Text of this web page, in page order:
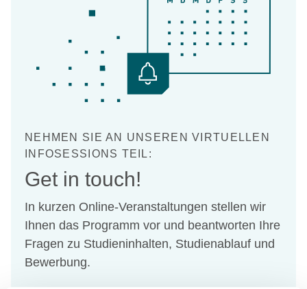
NEHMEN SIE AN UNSEREN VIRTUELLEN
INFOSESSIONS TEIL:
Get in touch!
In kurzen Online-Veranstaltungen stellen wir
Ihnen das Programm vor und beantworten Ihre
Fragen zu Studieninhalten, Studienablauf und
Bewerbung.